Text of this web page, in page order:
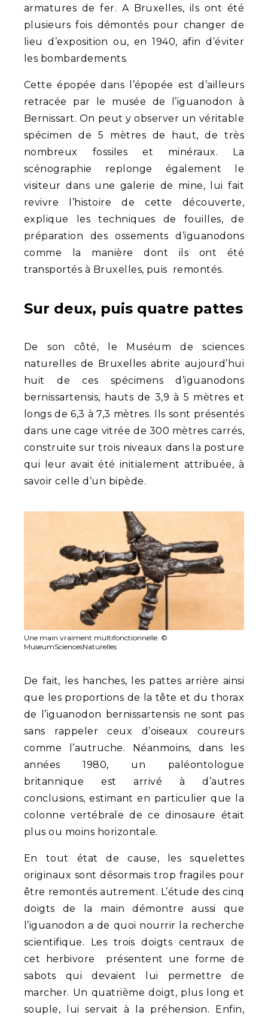
armatures de fer. A Bruxelles, ils ont été
plusieurs fois démontés pour changer de
lieu d’exposition ou, en 1940, afin d’éviter
les bombardements.
Cette épopée dans l’épopée est d’ailleurs
retracée par le musée de l’iguanodon à
Bernissart. On peut y observer un véritable
spécimen de 5 mètres de haut, de très
nombreux fossiles et minéraux. La
scénographie replonge également le
visiteur dans une galerie de mine, lui fait
revivre l’histoire de cette découverte,
explique les techniques de fouilles, de
préparation des ossements d’iguanodons
comme la manière dont ils ont été
transportés à Bruxelles, puis remontés.
Sur deux, puis quatre pattes
De son côté, le Muséum de sciences
naturelles de Bruxelles abrite aujourd’hui
huit de ces spécimens d’iguanodons
bernissartensis, hauts de 3,9 à 5 mètres et
longs de 6,3 à 7,3 mètres. Ils sont présentés
dans une cage vitrée de 300 mètres carrés,
construite sur trois niveaux dans la posture
qui leur avait été initialement attribuée, à
savoir celle d’un bipède.
Une main vraiment multifonctionnelle. ©
MuseumSciencesNaturelles
De fait, les hanches, les pattes arrière ainsi
que les proportions de la tête et du thorax
de l’iguanodon bernissartensis ne sont pas
sans rappeler ceux d’oiseaux coureurs
comme l’autruche. Néanmoins, dans les
années 1980, un paléontologue
britannique est arrivé à d’autres
conclusions, estimant en particulier que la
colonne vertébrale de ce dinosaure était
plus ou moins horizontale.
En tout état de cause, les squelettes
originaux sont désormais trop fragiles pour
être remontés autrement. L’étude des cinq
doigts de la main démontre aussi que
l’iguanodon a de quoi nourrir la recherche
scientifique. Les trois doigts centraux de
cet herbivore présentent une forme de
sabots qui devaient lui permettre de
marcher. Un quatrième doigt, plus long et
souple, lui servait à la préhension. Enfin,